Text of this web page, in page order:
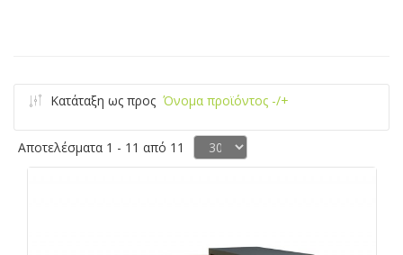
Κατάταξη ως προς Όνομα προϊόντος -/+
Αποτελέσματα 1 - 11 από 11